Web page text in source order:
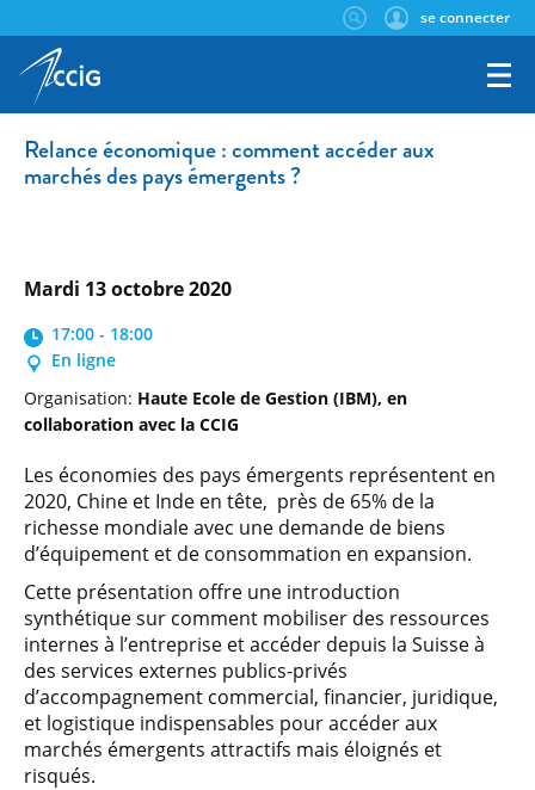
se connecter
Relance économique : comment accéder aux
marchés des pays émergents ?
mardi 13 octobre 2020
17:00 - 18:00
En ligne
Organisation: Haute Ecole de Gestion (IBM), en
collaboration avec la CCIG
Les économies des pays émergents représentent en
2020, Chine et Inde en tête, près de 65% de la
richesse mondiale avec une demande de biens
d’équipement et de consommation en expansion.
Cette présentation offre une introduction
synthétique sur comment mobiliser des ressources
internes à l’entreprise et accéder depuis la Suisse à
des services externes publics-privés
d’accompagnement commercial, financier, juridique,
et logistique indispensables pour accéder aux
marchés émergents attractifs mais éloignés et
risqués.